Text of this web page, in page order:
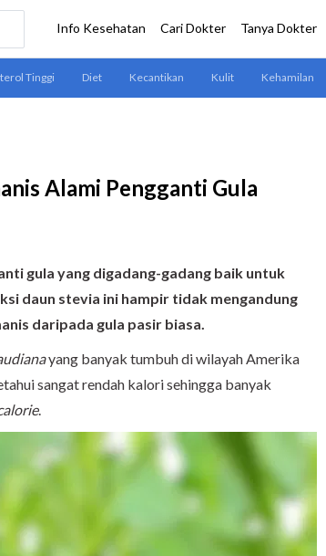
Alami Pengganti Gula
gula yang digadang-gadang baik untuk
daun stevia ini hampir tidak mengandung
daripada gula pasir biasa.
yang banyak tumbuh di wilayah Amerika
sangat rendah kalori sehingga banyak
.